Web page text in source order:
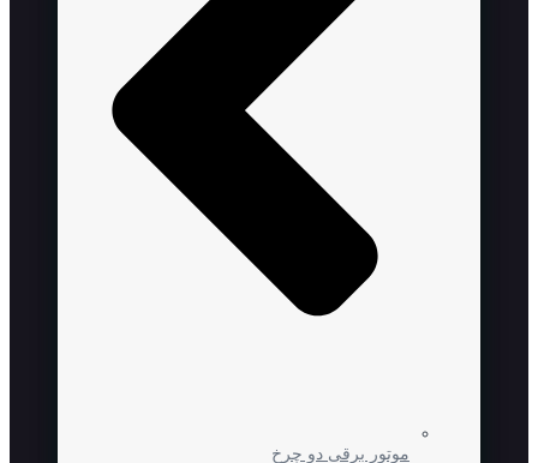
موتور برقی دو چرخ